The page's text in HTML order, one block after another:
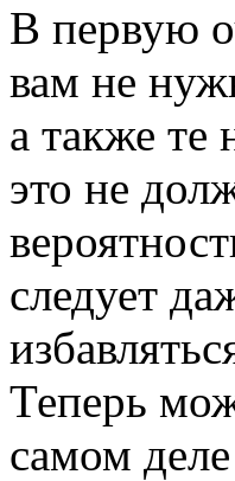
В первую
вам не
а также те
это не
следует
Теперь
самом